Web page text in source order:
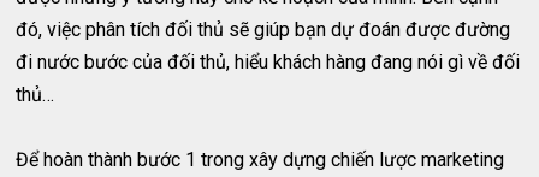
đó, việc phân tích đối thủ sẽ giúp bạn dự đoán được đường
đi nước bước của đối thủ, hiểu khách hàng đang nói gì về đối
thủ…
Để hoàn thành bước 1 trong xây dựng chiến lược marketing